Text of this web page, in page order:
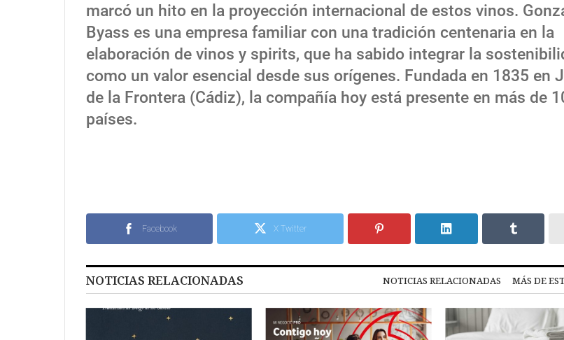
marcó un hito en la proyección internacional de estos vinos.
Byass es una empresa familiar con una tradición centenaria en la
elaboración de vinos y spirits, que ha sabido integrar la
como un valor esencial desde sus orígenes. Fundada en 1835 en
de la Frontera (Cádiz), la compañía hoy está presente en más de
países.
Facebook X Twitter
NOTICIAS RELACIONADAS NOTICIAS RELACIONADAS MÁS DE